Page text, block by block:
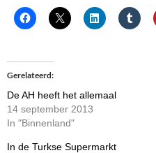
Gerelateerd
De AH heeft het allemaal
14 september 2013
In "Binnenland"
In de Turkse Supermarkt